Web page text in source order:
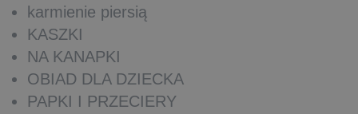
karmienie piersią
KASZKI
NA KANAPKI
OBIAD DLA DZIECKA
PAPKI I PRZECIERY